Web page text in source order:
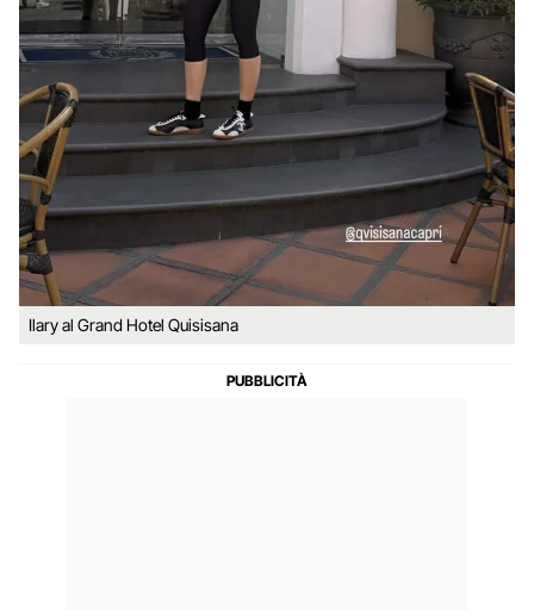
Ilary al Grand Hotel Quisisana